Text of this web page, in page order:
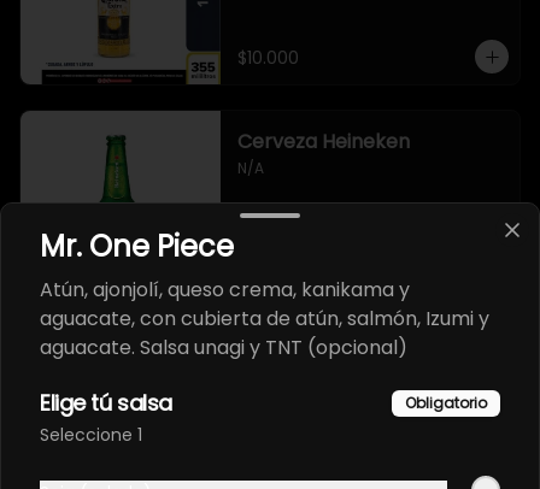
$10.000
Cerveza Heineken
N/A
Cerveza artesanal 3
Mr. One Piece
Atún, ajonjolí, queso crema, kanikama y
aguacate, con cubierta de atún, salmón, Izumi y
aguacate. Salsa unagi y TNT (opcional)
Elige tú salsa Obligatorio
Seleccione 1